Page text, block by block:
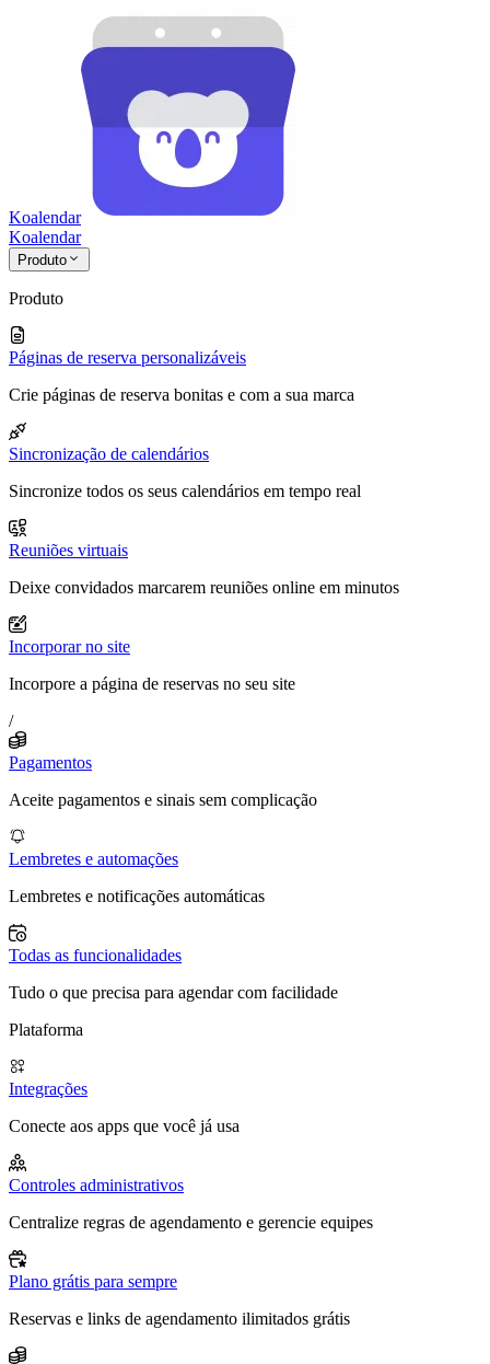
Koalendar
Koalendar
Produto
Produto
Páginas de reserva personalizáveis
Crie páginas de reserva bonitas e com a sua marca
Sincronização de calendários
Sincronize todos os seus calendários em tempo real
Reuniões virtuais
Deixe convidados marcarem reuniões online em minutos
Incorporar no site
Incorpore a página de reservas no seu site
/
Pagamentos
Aceite pagamentos e sinais sem complicação
Lembretes e automações
Lembretes e notificações automáticas
Todas as funcionalidades
Tudo o que precisa para agendar com facilidade
Plataforma
Integrações
Conecte aos apps que você já usa
Controles administrativos
Centralize regras de agendamento e gerencie equipes
Plano grátis para sempre
Reservas e links de agendamento ilimitados grátis